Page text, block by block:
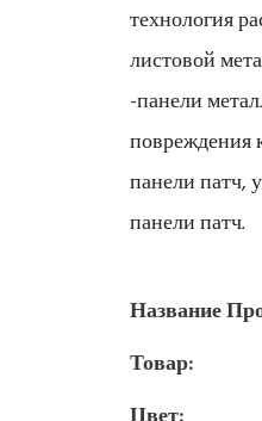
технология
листовой
-панели
повреждения
панели патч,
панели патч.
Название
Товар: